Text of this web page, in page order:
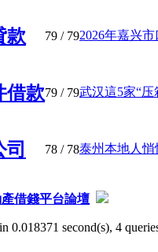
款 79 / 792026年嘉兴
借款79 / 79武汉這5家“压
司 78 / 78泰州本地人
借錢平台論壇
0.018371 second(s), 4